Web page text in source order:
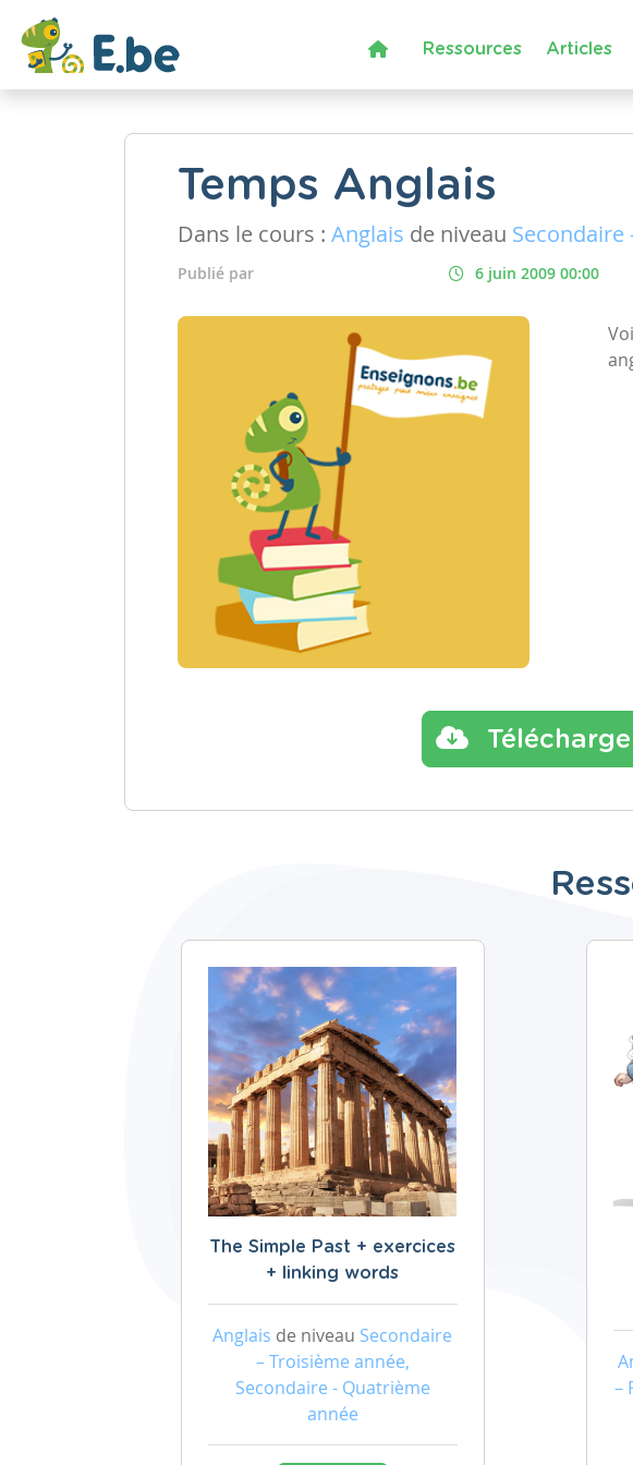
Ressources Articles
Temps Anglais
Dans le cours : Anglais de niveau
Publié par 6 juin 2009 00:00
The Simple Past + exercices
+ linking words
Anglais de niveau Secondaire
– Troisième année,
Secondaire - Quatrième
année
–